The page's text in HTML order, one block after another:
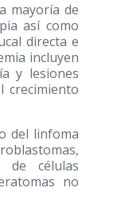
mayoría de
así como
directa e
incluyen
y lesiones
crecimiento
del linfoma
de células
no